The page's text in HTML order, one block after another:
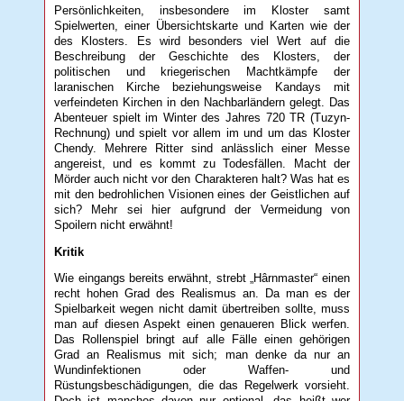
Persönlichkeiten, insbesondere im Kloster samt
Spielwerten, einer Übersichtskarte und Karten wie der
des Klosters. Es wird besonders viel Wert auf die
Beschreibung der Geschichte des Klosters, der
politischen und kriegerischen Machtkämpfe der
laranischen Kirche beziehungsweise Kandays mit
verfeindeten Kirchen in den Nachbarländern gelegt. Das
Abenteuer spielt im Winter des Jahres 720 TR (Tuzyn-
Rechnung) und spielt vor allem im und um das Kloster
Chendy. Mehrere Ritter sind anlässlich einer Messe
angereist, und es kommt zu Todesfällen. Macht der
Mörder auch nicht vor den Charakteren halt? Was hat es
mit den bedrohlichen Visionen eines der Geistlichen auf
sich? Mehr sei hier aufgrund der Vermeidung von
Spoilern nicht erwähnt!
Kritik
Wie eingangs bereits erwähnt, strebt „Hârnmaster“ einen
recht hohen Grad des Realismus an. Da man es der
Spielbarkeit wegen nicht damit übertreiben sollte, muss
man auf diesen Aspekt einen genaueren Blick werfen.
Das Rollenspiel bringt auf alle Fälle einen gehörigen
Grad an Realismus mit sich; man denke da nur an
Wundinfektionen oder Waffen- und
Rüstungsbeschädigungen, die das Regelwerk vorsieht.